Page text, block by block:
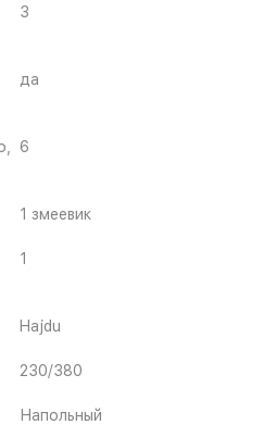
3
да
6
1 змеевик
1
Hajdu
230/380
Напольный